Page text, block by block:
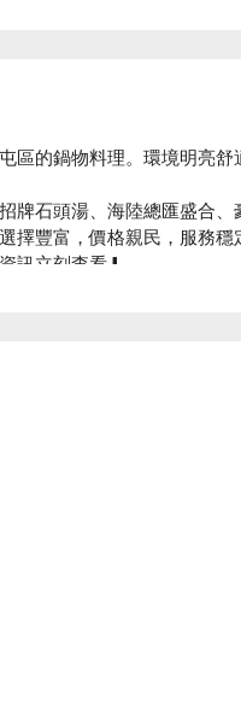
區的鍋物料理。環境明亮
石頭湯、海陸總匯盛合、
豐富，價格親民，服務穩
訊立刻查看⬇︎